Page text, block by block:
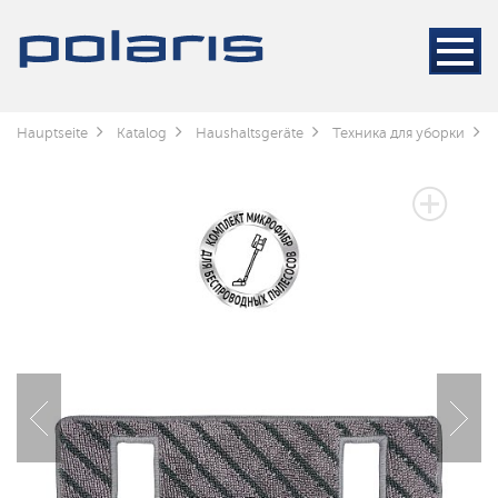
Hauptseite Katalog Haushaltsgeräte Техника для уборки